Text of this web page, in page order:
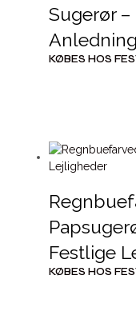
Sugerør
KØBES HOS
Festlige
KØBES HOS